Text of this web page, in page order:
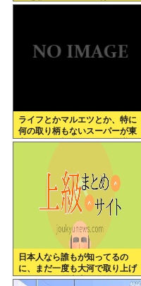
ナ「我々もSRBMで反撃する
ライフとかマルエツとか、特に
何の取り柄もないスーパーが東
京でデカい顔してるの不思議だ
日本人なら誰もが知ってるの
に、まだ一度も大河で取り上げ
られてない歴史上の人物